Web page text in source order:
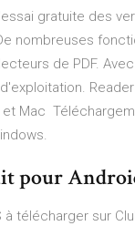
gratuite des
nombreuses
de PDF.
Mac
pour
à télécharger sur